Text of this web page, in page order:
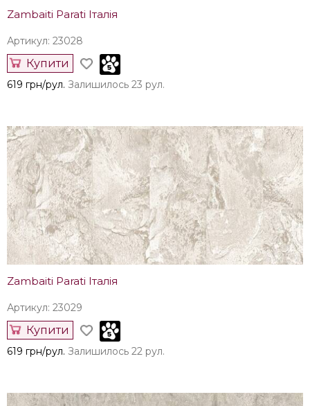
Zambaiti Parati Італія
Артикул: 23028
Купити
619 грн/рул. Залишилось 23 рул.
Zambaiti Parati Італія
Артикул: 23029
Купити
619 грн/рул. Залишилось 22 рул.